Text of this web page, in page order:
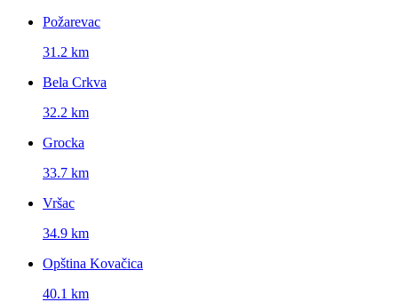
Požarevac
31.2 km
Bela Crkva
32.2 km
Grocka
33.7 km
Vršac
34.9 km
Opština Kovačica
40.1 km